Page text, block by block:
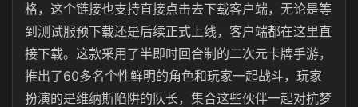
格，这个链接也支持直接点击去下载客户端，无论是等
到测试服预下载还是后续正式上线，客户端都在这里直
接下载。这款采用了半即时回合制的二次元卡牌手游，
推出了60多名个性鲜明的角色和玩家一起战斗，玩家
扮演的是维纳斯陷阱的队长，集合这些伙伴一起对抗梦